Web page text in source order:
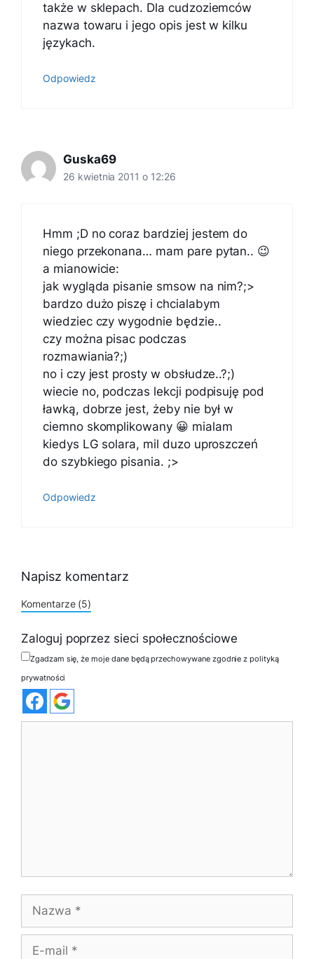
także w sklepach. Dla cudzoziemców
nazwa towaru i jego opis jest w kilku
językach.
Odpowiedz
Guska69
26 kwietnia 2011 o 12:26
Hmm ;D no coraz bardziej jestem do
niego przekonana… mam pare pytan.. 😉
a mianowicie:
jak wygląda pisanie smsow na nim?;>
bardzo dużo piszę i chcialabym
wiedziec czy wygodnie będzie..
czy można pisac podczas
rozmawiania?;)
no i czy jest prosty w obsłudze..?;)
wiecie no, podczas lekcji podpisuję pod
ławką, dobrze jest, żeby nie był w
ciemno skomplikowany 😀 mialam
kiedys LG solara, mil duzo uproszczeń
do szybkiego pisania. ;>
Odpowiedz
Napisz komentarz
Komentarze (5)
Zaloguj poprzez sieci społecznościowe
Zgadzam się, że moje dane będą przechowywane zgodnie z polityką
prywatności
Nazwa